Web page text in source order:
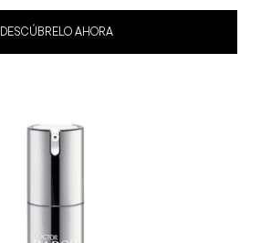
DESCÚBRELO AHORA